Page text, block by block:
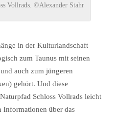
Vollrads. ©Alexander Stahr
in der Kulturlandschaft
zum Taunus mit seinen
auch zum jüngeren
gehört. Und diese
Schloss Vollrads leicht
Informationen über das